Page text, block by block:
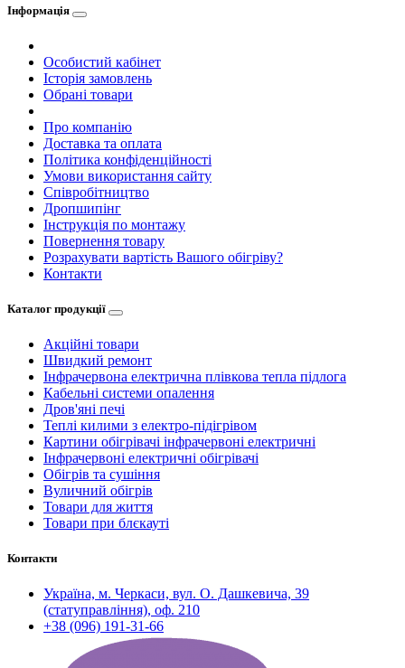
Інформація
Особистий кабінет
Історія замовлень
Обрані товари
Про компанію
Доставка та оплата
Політика конфіденційності
Умови використання сайту
Співробітництво
Дропшипінг
Інструкція по монтажу
Повернення товару
Розрахувати вартість Вашого обігріву?
Контакти
Каталог продукції
Акційні товари
Швидкий ремонт
Інфрачервона електрична плівкова тепла підлога
Кабельні системи опалення
Дров'яні печі
Теплі килими з електро-підігрівом
Картини обігрівачі інфрачервоні електричні
Інфрачервоні електричні обігрівачі
Обігрів та сушіння
Вуличний обігрів
Товари для життя
Товари при блєкауті
Контакти
Україна, м. Черкаси, вул. О. Дашкевича, 39
(статуправління), оф. 210
+38 (096) 191-31-66